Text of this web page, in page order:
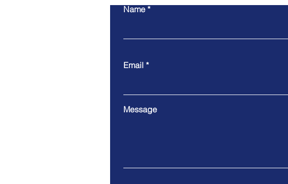
Name
Email
Message